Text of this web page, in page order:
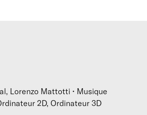
Lorenzo Mattotti • Musique
2D, Ordinateur 3D